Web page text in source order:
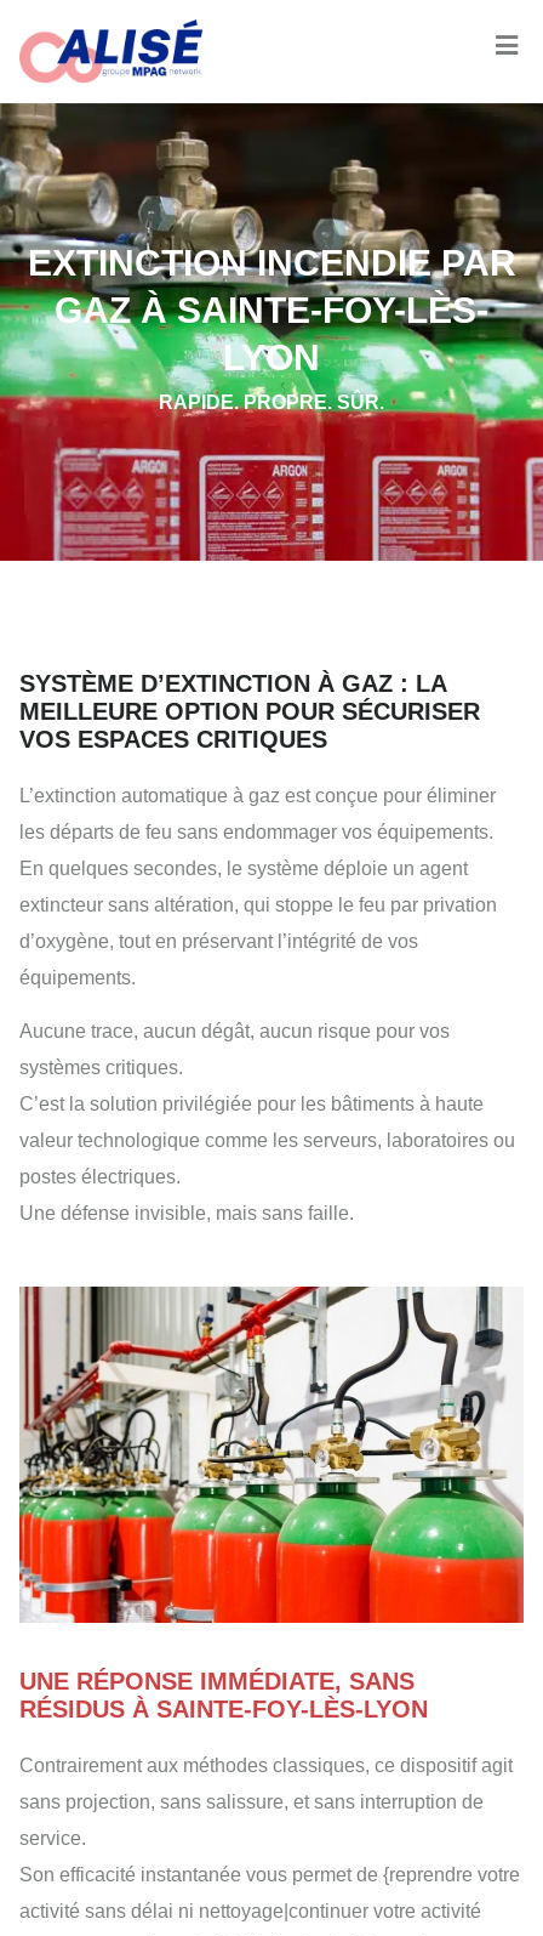
EXTINCTION INCENDIE PAR
GAZ À SAINTE-FOY-LÈS-
LYON
RAPIDE. PROPRE. SÛR.
SYSTÈME D’EXTINCTION À GAZ : LA
MEILLEURE OPTION POUR SÉCURISER
VOS ESPACES CRITIQUES
L’extinction automatique à gaz est conçue pour éliminer
les départs de feu sans endommager vos équipements.
En quelques secondes, le système déploie un agent
extincteur sans altération, qui stoppe le feu par privation
d’oxygène, tout en préservant l’intégrité de vos
équipements.
Aucune trace, aucun dégât, aucun risque pour vos
systèmes critiques.
C’est la solution privilégiée pour les bâtiments à haute
valeur technologique comme les serveurs, laboratoires ou
postes électriques.
Une défense invisible, mais sans faille.
UNE RÉPONSE IMMÉDIATE, SANS
RÉSIDUS À SAINTE-FOY-LÈS-LYON
Contrairement aux méthodes classiques, ce dispositif agit
sans projection, sans salissure, et sans interruption de
service.
Son efficacité instantanée vous permet de {reprendre votre
activité sans délai ni nettoyage|continuer votre activité